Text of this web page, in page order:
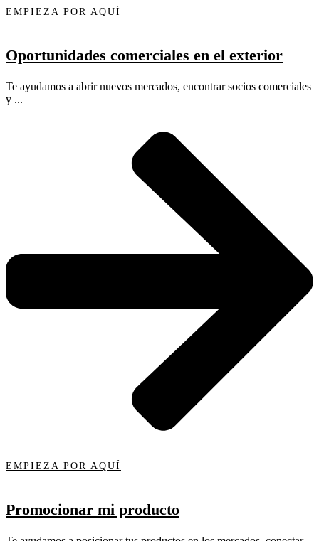
EMPIEZA POR AQUÍ
Oportunidades comerciales en el exterior
Te ayudamos a abrir nuevos mercados, encontrar socios comerciales
y ...
EMPIEZA POR AQUÍ
Promocionar mi producto